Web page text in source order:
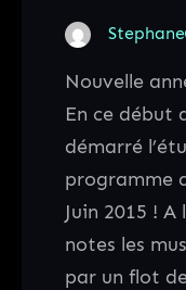
Stephane
Nouvelle
En ce début
démarré
programme
Juin 2015 !
notes les
par un flot